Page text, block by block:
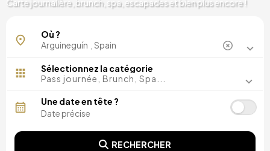
Carte journalière, brunch, spa, escapades et bien plus encore !
Où ?
Sélectionnez la catégorie
Pass journée, Brunch, Spa...
Une date en tête ?
RECHERCHER